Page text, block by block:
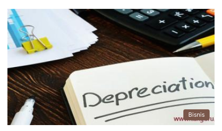
Bisnis